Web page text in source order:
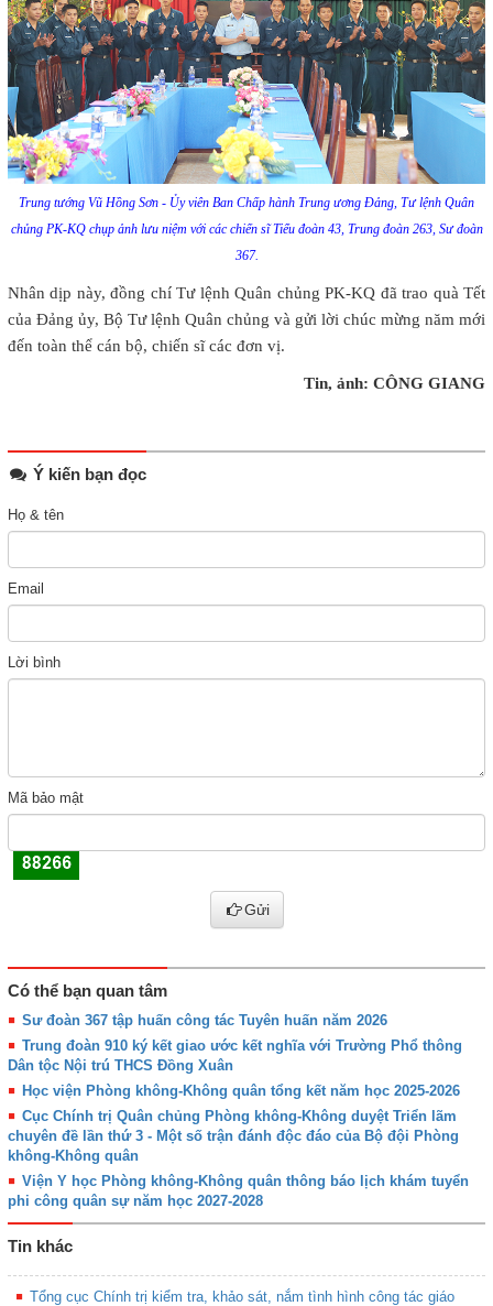
Trung tướng Vũ Hồng Sơn - Ủy viên Ban Chấp hành Trung ương Đảng, Tư lệnh Quân
chủng PK-KQ chụp ảnh lưu niệm với các chiến sĩ Tiểu đoàn 43, Trung đoàn 263, Sư đoàn
367.
Nhân dịp này, đồng chí Tư lệnh Quân chủng PK-KQ đã trao quà Tết
của Đảng ủy, Bộ Tư lệnh Quân chủng và gửi lời chúc mừng năm mới
đến toàn thể cán bộ, chiến sĩ các đơn vị.
Tin, ảnh: CÔNG GIANG
Ý kiến bạn đọc
Họ & tên
Email
Lời bình
Mã bảo mật
Gửi
Có thể bạn quan tâm
Sư đoàn 367 tập huấn công tác Tuyên huấn năm 2026
Trung đoàn 910 ký kết giao ước kết nghĩa với Trường Phổ thông
Dân tộc Nội trú THCS Đồng Xuân
Học viện Phòng không-Không quân tổng kết năm học 2025-2026
Cục Chính trị Quân chủng Phòng không-Không duyệt Triển lãm
chuyên đề lần thứ 3 - Một số trận đánh độc đáo của Bộ đội Phòng
không-Không quân
Viện Y học Phòng không-Không quân thông báo lịch khám tuyển
phi công quân sự năm học 2027-2028
Tin khác
Tổng cục Chính trị kiểm tra, khảo sát, nắm tình hình công tác giáo